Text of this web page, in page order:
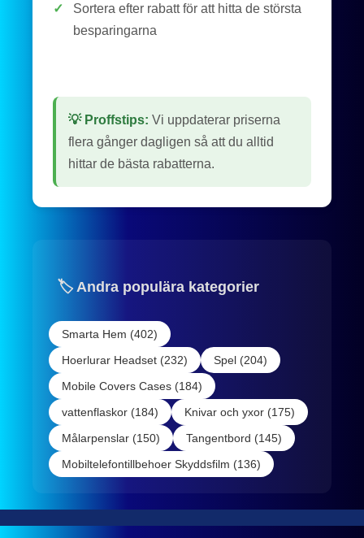
✓
Sortera efter rabatt för att hitta de största
besparingarna
💡 Proffstips: Vi uppdaterar priserna
flera gånger dagligen så att du alltid
hittar de bästa rabatterna.
🏷️ Andra populära kategorier
Smarta Hem (402)
Hoerlurar Headset (232)
Spel (204)
Mobile Covers Cases (184)
vattenflaskor (184)
Knivar och yxor (175)
Målarpenslar (150)
Tangentbord (145)
Mobiltelefontillbehoer Skyddsfilm (136)